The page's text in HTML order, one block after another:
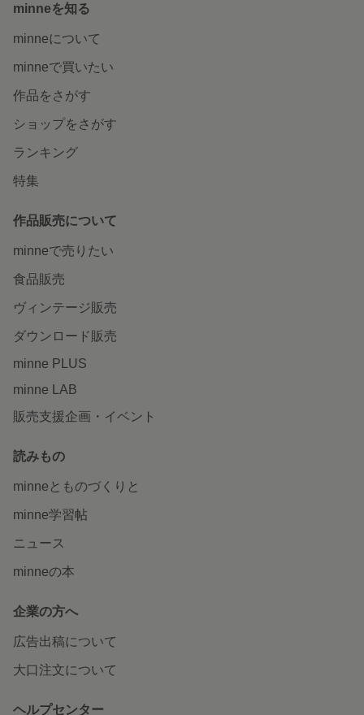
minneを知る
minneについて
minneで買いたい
作品をさがす
ショップをさがす
ランキング
特集
作品販売について
minneで売りたい
食品販売
ヴィンテージ販売
ダウンロード販売
minne PLUS
minne LAB
販売支援企画・イベント
読みもの
minneとものづくりと
minne学習帖
ニュース
minneの本
企業の方へ
広告出稿について
大口注文について
ヘルプセンター